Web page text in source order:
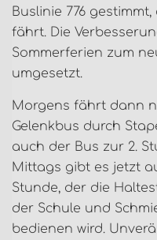
Buslinie 776
fährt. Die
Sommerferien zum
umgesetzt.
Morgens fährt dann
Gelenkbus durch
auch der Bus zur 2.
Mittags gibt es jetzt
Stunde, der die
der Schule und
bedienen wird.